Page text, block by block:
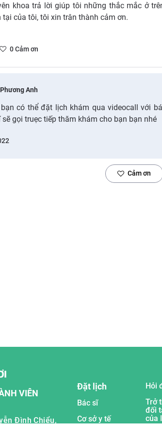
khoa trả lời giúp tôi những thắc mắc ở
tại của tôi, tôi xin trân thành cảm ơn.
0Cảm ơn
Anh
bạn có thể đặt lịch khám qua videocall với
sẽ gọi truẹc tiếp thăm khám cho bạn bạn nhé
Cảm ơn
VIÊN
Đình Chiểu,
Đặt lịch
Bác sĩ
Cơ sở y tế
Hỏi
Trở
đối
của
Bác